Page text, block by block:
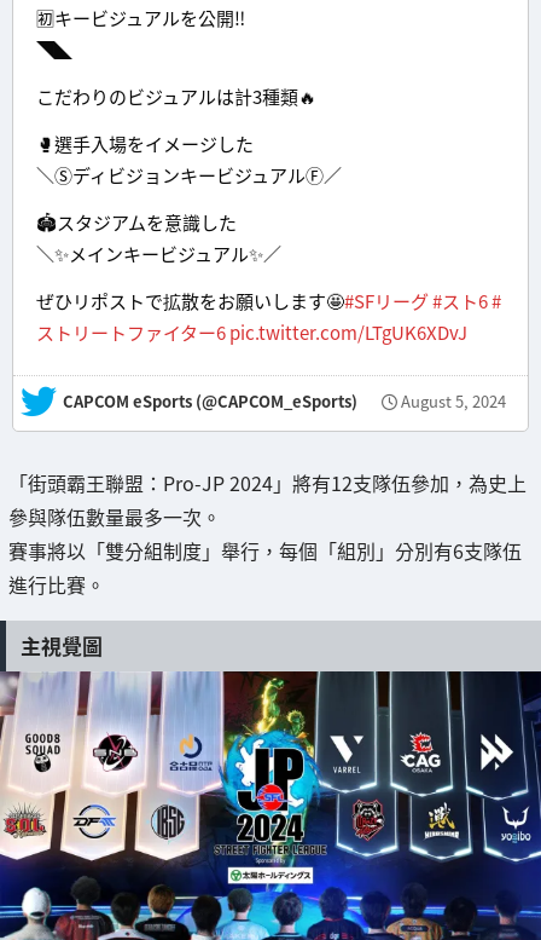
🈠キービジュアルを公開‼
◥◣
こだわりのビジュアルは計3種類🔥
🥊選手入場をイメージした
＼ⓈディビジョンキービジュアルⒻ／
🏟スタジアムを意識した
＼✨メインキービジュアル✨／
ぜひリポストで拡散をお願いします🤩#SFリーグ#スト6#
ストリートファイター6pic.twitter.com/LTgUK6XDvJ
— CAPCOM eSports (@CAPCOM_eSports) August 5, 2024
「街頭霸王聯盟：Pro-JP 2024」將有12支隊伍參加，為史上
參與隊伍數量最多一次。
賽事將以「雙分組制度」舉行，每個「組別」分別有6支隊伍
進行比賽。
主視覺圖